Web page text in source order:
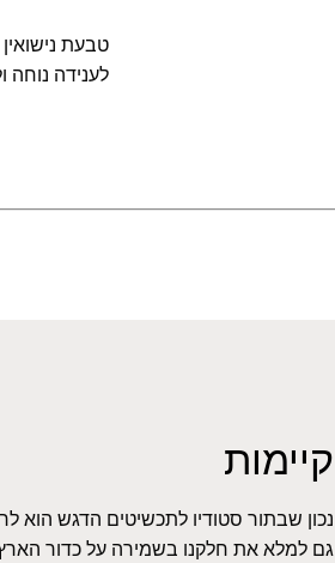
טבעת
לענידה נוחה
קיימות
נכון שבתור סטודיו לתכשיטים הדגש הוא
גם למלא את חלקנו בשמירה על כדור